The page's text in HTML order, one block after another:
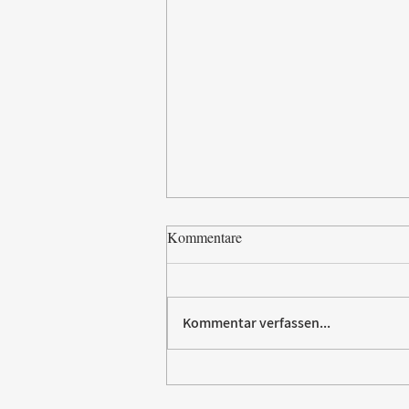
Kommentare
Kommentar verfassen...